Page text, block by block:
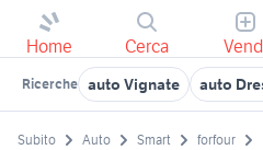
Home Cerca
Ricerche auto Vignate auto
Subito Auto Smart forfour